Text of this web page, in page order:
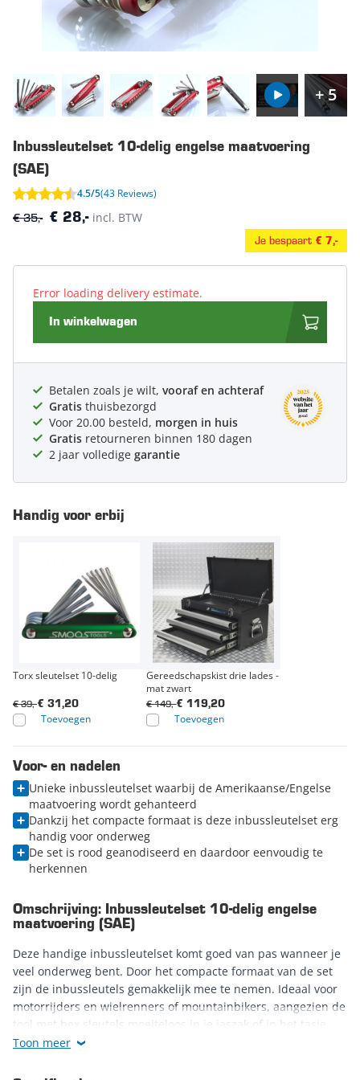
+ 5
Inbussleutelset 10-delig engelse maatvoering
(SAE)
4.5/5(43 Reviews)
€ 35,- € 28,- incl. BTW
Je bespaart € 7,-
Error loading delivery estimate.
In winkelwagen
Betalen zoals je wilt, vooraf en achteraf
Gratis thuisbezorgd
Voor 20.00 besteld, morgen in huis
Gratis retourneren binnen 180 dagen
2 jaar volledige garantie
Handig voor erbij
Torx sleutelset 10-delig
€ 31,20
€ 39,-
Toevoegen
Gereedschapskist drie lades -
mat zwart
€ 119,20
€ 149,-
Toevoegen
Voor- en nadelen
Unieke inbussleutelset waarbij de Amerikaanse/Engelse
maatvoering wordt gehanteerd
Dankzij het compacte formaat is deze inbussleutelset erg
handig voor onderweg
De set is rood geanodiseerd en daardoor eenvoudig te
herkennen
Omschrijving: Inbussleutelset 10-delig engelse
maatvoering (SAE)
Deze handige inbussleutelset komt goed van pas wanneer je
veel onderweg bent. Door het compacte formaat van de set
zijn de inbussleutels gemakkelijk mee te nemen. Ideaal voor
motorrijders en wielrenners of mountainbikers, aangezien de
tool met hex sleutels moeiteloos in je jaszak of in het tasje
onder je zadel past. Natuurlijk kun je de hex sleutelset ook
Toon meer